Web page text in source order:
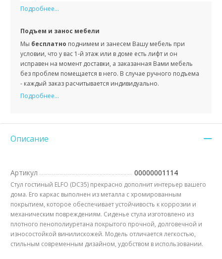
Подробнее...
Подъем и занос мебели
Мы бесплатно поднимем и занесем Вашу мебель при
условии, что у вас 1-й этаж или в доме есть лифт и он
исправен на момент доставки, а заказанная Вами мебель
без проблем помещается в него. В случае ручного подъема
- каждый заказ расчитывается индивидуально.
Подробнее...
Описание
Артикул 00000001114
Стул гостиный ELFO (DC35) прекрасно дополнит интерьер вашего
дома. Его каркас выполнен из металла с хромированным
покрытием, которое обеспечивает устойчивость к коррозии и
механическим повреждениям. Сиденье стула изготовлено из
плотного пенополиуретана покрытого прочной, долговечной и
износостойкой винилискожей. Модель отличается легкостью,
стильным современным дизайном, удобством в использовании.